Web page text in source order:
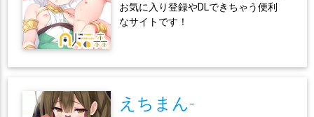
お気に入り登録やDLできちゃう便利
なサイトです！
えちまん-